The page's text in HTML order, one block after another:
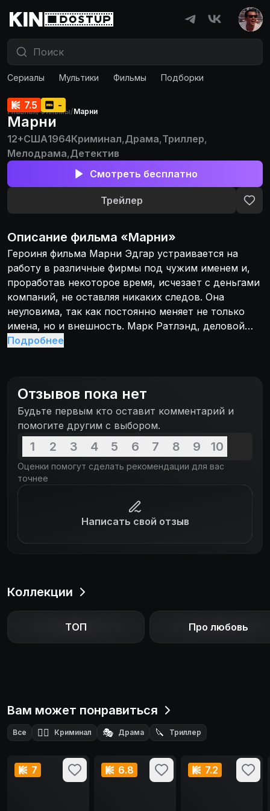
Сериалы Мультики Фильмы Подборки
Главная/Фильмы/Марни
7.5 -
Марни
12+США1964Криминал,Драма,Триллер,
Мелодрама,Детектив
Смотреть бесплатно
Трейлер
Описание фильма «Марни»
Героиня фильма Марни Эдгар устраивается на
работу в различные фирмы под чужим именем и,
проработав некоторое время, исчезает с деньгами
компаний, не оставляя никаких следов. Она
неуловима, так как постоянно меняет не только
имена, но и внешность. Марк Ратлэнд, деловой
партнер одной из бывших жертв Марни,
него замуж. Он узнает о глубоко сидящем в ней
страхе перед мужчинами, сексом, грозами и
красным цветом...
Подробнее
Отзывов пока нет
Будьте первым кто оставит комментарий и
помогите другим с выбором.
1 2 3 4 5 6 7 8 9 10
Оценки помогут сделать рекомендации для вас
точнее
Написать свой отзыв
Коллекции
ТОП Про любовь
Вам может понравиться
Все 🕵️‍♂️ Криминал 🎭 Драма 🔪 Триллер
7 6.8 7.2